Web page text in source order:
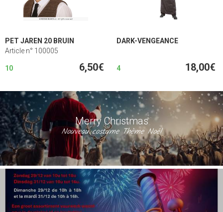
PET JAREN 20 BRUIN
Article n° 100005
10 6,50€
DARK-VENGEANCE
4 18,00€
Merry Christmas
Nouveau costume Thème Noël